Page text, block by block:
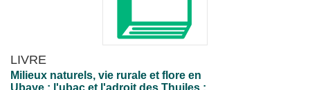
LIVRE
Milieux naturels, vie rurale et flore en
Ubaye : l'ubac et l'adroit des Thuiles :